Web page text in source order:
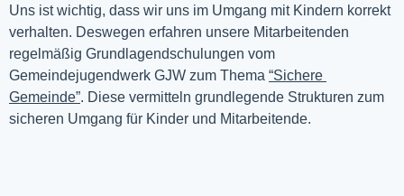
Uns ist wichtig, dass wir uns im Umgang mit Kindern korrekt
verhalten. Deswegen erfahren unsere Mitarbeitenden
regelmäßig Grundlagendschulungen vom
Gemeindejugendwerk GJW zum Thema “Sichere
Gemeinde”. Diese vermitteln grundlegende Strukturen zum
sicheren Umgang für Kinder und Mitarbeitende.